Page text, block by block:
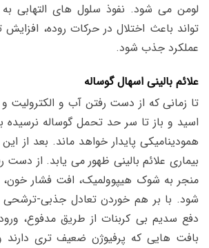
لومن می شود. نفوذ سلول های التهابی به
تواند باعث اختلال در حرکات روده،
عملکرد جذب شود.
علائم بالینی اسهال گوساله
تا زمانی که از دست رفتن آب و الکترولیت
اسید و باز تا سر حد تحمل گوساله نرسیده
همودینامیکی پایدار خواهد ماند. بعد از
بیماری علائم بالینی ظهور می یابد. از دست
منجر به شوک هیپوولمیک، افت فشار
شود. با بر هم خوردن تعادل جذبی-ترشحی
دفع سدیم بی کربنات از طریق مدفوع، ورود
بافت هایی که پرفیوژن ضعیف تری